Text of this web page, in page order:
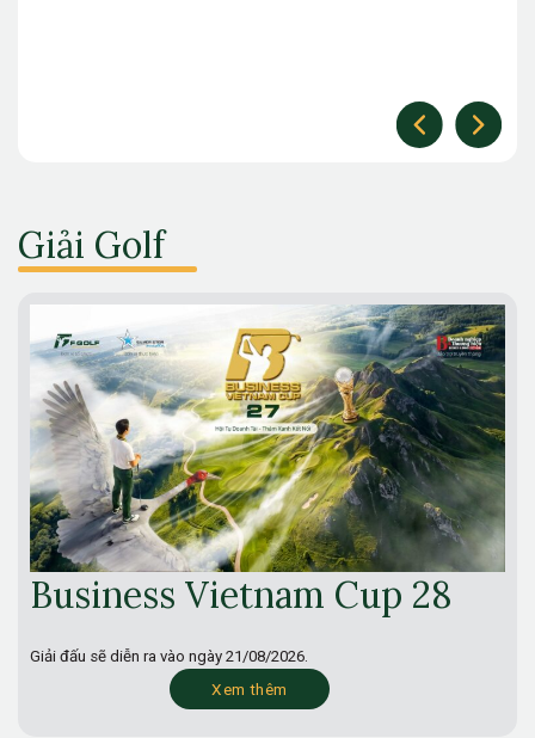
Giải Golf
Business Vietnam Cup 28
Giải đấu sẽ diễn ra vào ngày 21/08/2026.
Xem thêm